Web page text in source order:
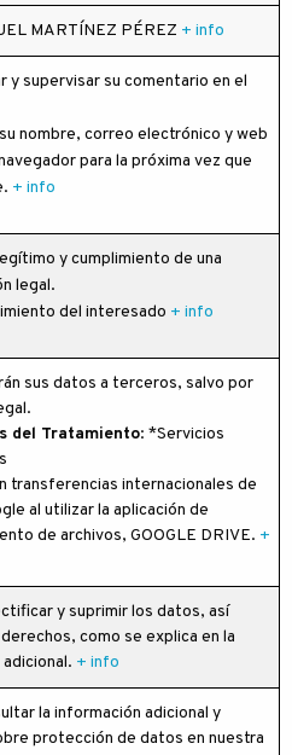
MARTÍNEZ PÉREZ + info
y supervisar su comentario en el
nombre, correo electrónico y web
para la próxima vez que
+ info
y cumplimiento de una
legal.
del interesado + info
sus datos a terceros, salvo por
del Tratamiento: *Servicios
transferencias internacionales de
al utilizar la aplicación de
de archivos, GOOGLE DRIVE. +
y suprimir los datos, así
como se explica en la
+ info
la información adicional y
protección de datos en nuestra